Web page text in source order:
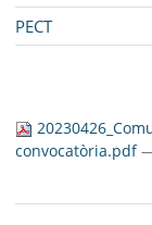
PECT
convocatòria.pdf—